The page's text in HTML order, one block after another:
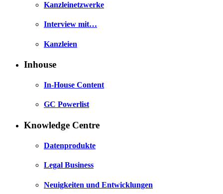
Kanzleinetzwerke
Interview mit…
Kanzleien
Inhouse
In-House Content
GC Powerlist
Knowledge Centre
Datenprodukte
Legal Business
Neuigkeiten und Entwicklungen